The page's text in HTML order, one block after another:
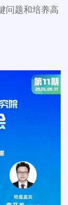
问题和培养高